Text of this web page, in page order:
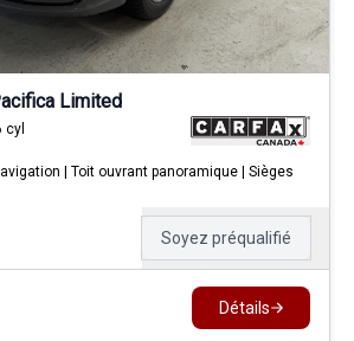
Limited
cyl
| Toit ouvrant panoramique | Sièges
Soyez préqualifié
Détails